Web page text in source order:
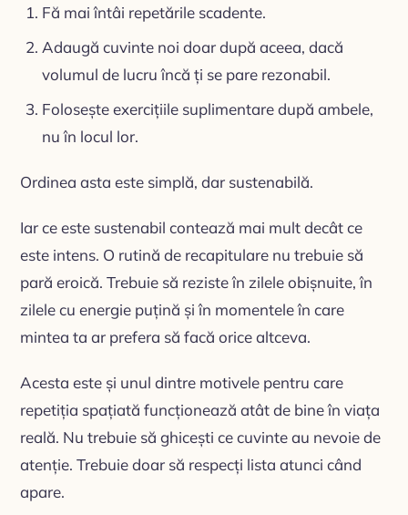
Fă mai întâi repetările scadente.
Adaugă cuvinte noi doar după aceea, dacă
volumul de lucru încă ți se pare rezonabil.
Folosește exercițiile suplimentare după ambele,
nu în locul lor.
Ordinea asta este simplă, dar sustenabilă.
Iar ce este sustenabil contează mai mult decât ce
este intens. O rutină de recapitulare nu trebuie să
pară eroică. Trebuie să reziste în zilele obișnuite, în
zilele cu energie puțină și în momentele în care
mintea ta ar prefera să facă orice altceva.
Acesta este și unul dintre motivele pentru care
repetiția spațiată funcționează atât de bine în viața
reală. Nu trebuie să ghicești ce cuvinte au nevoie de
atenție. Trebuie doar să respecți lista atunci când
apare.